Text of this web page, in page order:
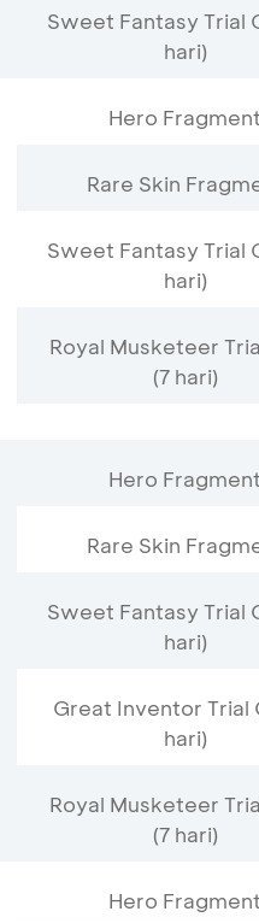
Sweet Fantasy Trial
hari)
Hero Fragment
Rare Skin
Sweet Fantasy Trial
hari)
Royal Musketeer
(7 hari)
Hero Fragment
Rare Skin
Sweet Fantasy Trial
hari)
Great Inventor Trial
hari)
Royal Musketeer
(7 hari)
Hero Fragment